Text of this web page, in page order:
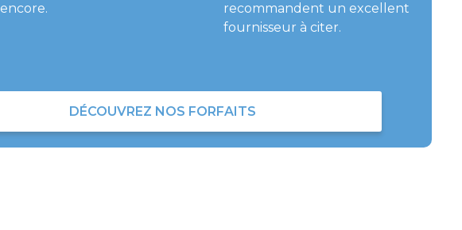
recommandent un excellent
fournisseur à citer.
DÉCOUVREZ NOS FORFAITS